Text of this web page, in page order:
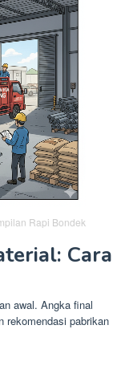
Rapi Bondek
Cara
awal. Angka final
rekomendasi pabrikan